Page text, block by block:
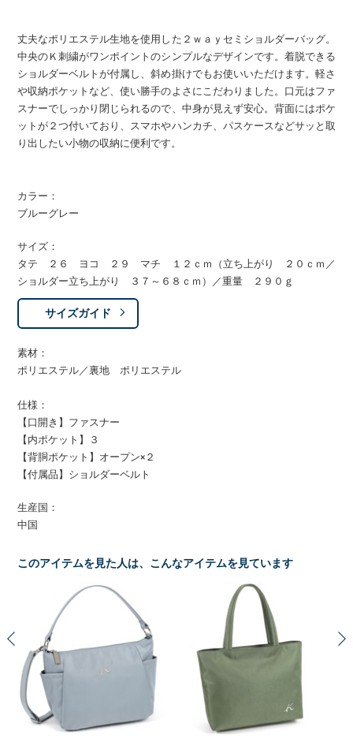
丈夫なポリエステル生地を使用した２ｗａｙセミショルダーバッグ。
中央のＫ刺繍がワンポイントのシンプルなデザインです。着脱できる
ショルダーベルトが付属し、斜め掛けでもお使いいただけます。軽さ
や収納ポケットなど、使い勝手のよさにこだわりました。口元はファ
スナーでしっかり閉じられるので、中身が見えず安心。背面にはポケ
ットが２つ付いており、スマホやハンカチ、パスケースなどサッと取
り出したい小物の収納に便利です。
カラー：
ブルーグレー
サイズ：
タテ ２６ ヨコ ２９ マチ １２ｃｍ（立ち上がり ２０ｃｍ／
ショルダー立ち上がり ３７～６８ｃｍ）／重量 ２９０ｇ
サイズガイド
素材：
ポリエステル／裏地 ポリエステル
仕様：
【口開き】ファスナー
【内ポケット】３
【背胴ポケット】オープン×２
【付属品】ショルダーベルト
生産国：
中国
このアイテムを見た人は、こんなアイテムを見ています